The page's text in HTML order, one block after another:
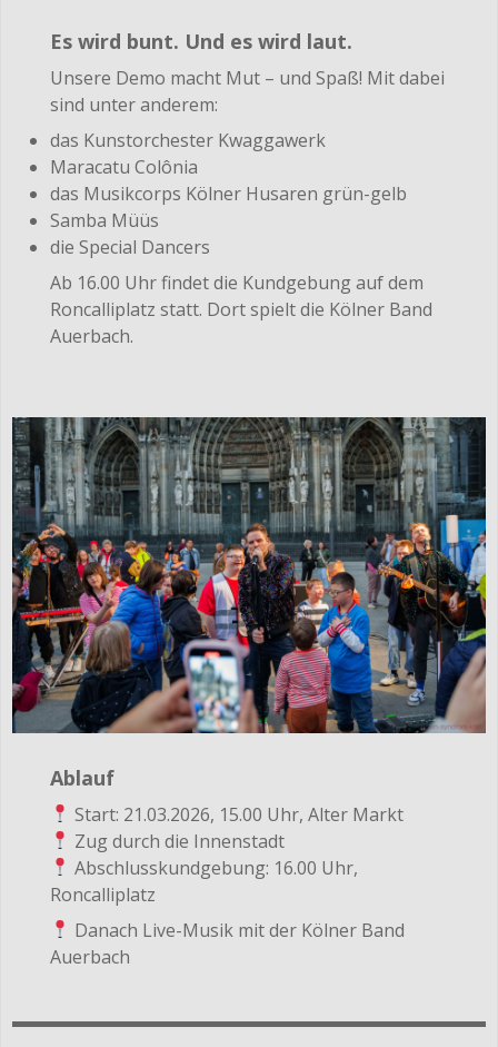
Es wird bunt. Und es wird laut.
Unsere Demo macht Mut – und Spaß! Mit dabei
sind unter anderem:
das Kunstorchester Kwaggawerk
Maracatu Colônia
das Musikcorps Kölner Husaren grün-gelb
Samba Müüs
die Special Dancers
Ab 16.00 Uhr findet die Kundgebung auf dem
Roncalliplatz statt. Dort spielt die Kölner Band
Auerbach.
Ablauf
Start: 21.03.2026, 15.00 Uhr, Alter Markt
Zug durch die Innenstadt
Abschlusskundgebung: 16.00 Uhr,
Roncalliplatz
Danach Live-Musik mit der Kölner Band
Auerbach